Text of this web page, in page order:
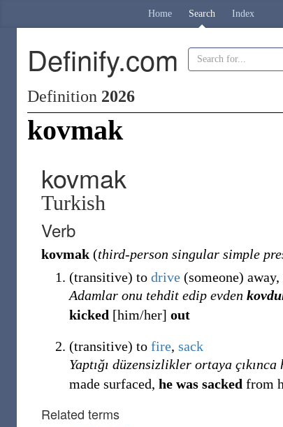
Home Search Index
Definify.com
Definition 2026
kovmak
kovmak
Turkish
Verb
kovmak (third-person singular simple
(transitive) to drive (someone) away,
Adamlar onu tehdit edip evden
kicked [him/her] out
(transitive) to fire, sack
Yaptığı düzensizlikler ortaya çıkınca
made surfaced, he was sacked from
Related terms